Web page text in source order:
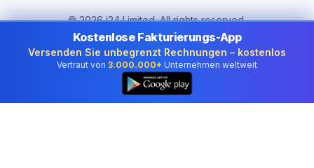
©2026i24 Limited. All rights reserved.
Für Unternehmen in Germany
Land ändern:
Germany
Kostenlose Fakturierungs-App
Versenden Sie unbegrenzt Rechnungen – kostenlos
Vertraut von 3.000.000+ Unternehmen weltweit
👆